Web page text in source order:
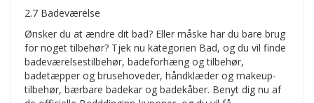
2.7 Badeværelse
Ønsker du at ændre dit bad? Eller måske har du bare brug
for noget tilbehør? Tjek nu kategorien Bad, og du vil finde
badeværelsestilbehør, badeforhæng og tilbehør,
badetæpper og brusehoveder, håndklæder og makeup-
tilbehør, bærbare badekar og badekåber. Benyt dig nu af